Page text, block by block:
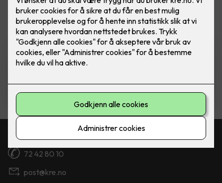
Vis flerefiltre
Nobø Top Panelovn 1000W
Ferdig montert utskift panelovn -
3,790,-
Kontakt oss
72 42 80 10
post@kre.no